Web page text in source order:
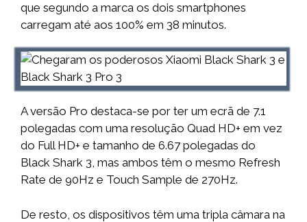
que segundo a marca os dois smartphones
carregam até aos 100% em 38 minutos.
A versão Pro destaca-se por ter um ecrã de 7.1
polegadas com uma resolução Quad HD+ em vez
do Full HD+ e tamanho de 6.67 polegadas do
Black Shark 3, mas ambos têm o mesmo Refresh
Rate de 90Hz e Touch Sample de 270Hz.
De resto, os dispositivos têm uma tripla câmara na